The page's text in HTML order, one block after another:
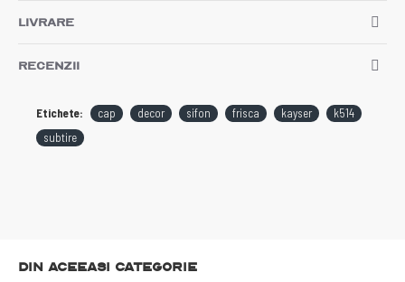
LIVRARE
RECENZII
Etichete: cap decor sifon frisca kayser
k514
subtire
Din aceeasi categorie